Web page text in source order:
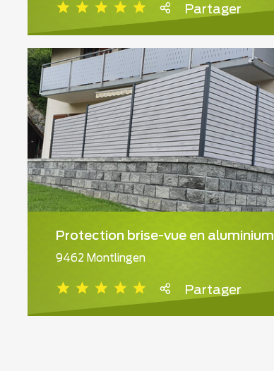
Partager
Protection brise-vue en aluminium
9462 Montlingen
Partager